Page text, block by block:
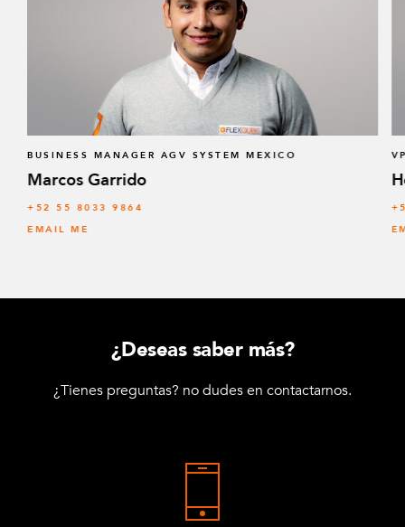
BUSINESS MANAGER AGV SYSTEM MEXICO
Marcos Garrido
+52 55 8033 9864
EMAIL ME
¿Deseas saber más?
¿Tienes preguntas? no dudes en contactarnos.